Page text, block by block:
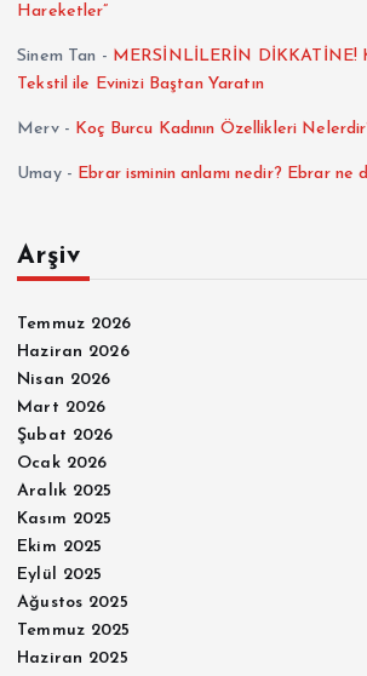
Hareketler”
Sinem Tan - MERSİNLİLERİN DİKKATİNE!
Tekstil ile Evinizi Baştan Yaratın
Merv- Koç Burcu Kadının Özellikleri
Umay- Ebrar isminin anlamı nedir? Ebrar ne
Arşiv
Temmuz 2026
Haziran 2026
Nisan 2026
Mart 2026
Şubat 2026
Ocak 2026
Aralık 2025
Kasım 2025
Ekim 2025
Eylül 2025
Ağustos 2025
Temmuz 2025
Haziran 2025